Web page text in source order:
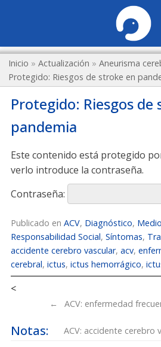
Inicio »Actualización »Aneurisma
Protegido: Riesgos de stroke en
Protegido: Riesgos de
pandemia
Este contenido está protegido
verlo introduce la contraseña.
Contraseña:
Publicado en ACV, Diagnóstico,
Responsabilidad Social, Síntomas,
accidente cerebro vascular, acv,
cerebral, ictus, ictus hemorrágico,
Navegador de artículos
← ACV: enfermedad
ACV: accidente cerebro
Notas: